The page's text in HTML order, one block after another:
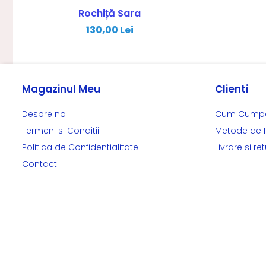
Rochiță Sara
130,00 Lei
Magazinul Meu
Despre noi
Termeni si Conditii
Politica de Confidentialitate
Contact
Clienti
Cum
Metode de
Livrare si